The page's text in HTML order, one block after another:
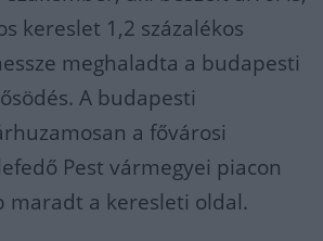
kereslet 1,2 százalékos
meghaladta a budapesti
A budapesti
a fővárosi
Pest vármegyei piacon
maradt a keresleti oldal.